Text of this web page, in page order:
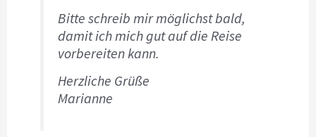
Bitte schreib mir möglichst bald,
damit ich mich gut auf die Reise
vorbereiten kann.
Herzliche Grüße
Marianne